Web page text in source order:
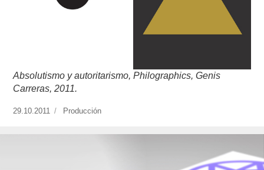
Absolutismo y autoritarismo, Philographics, Genis
Carreras, 2011.
Publicado
29.10.2011 https://www.experimenta.es/author/produccion/
Producción